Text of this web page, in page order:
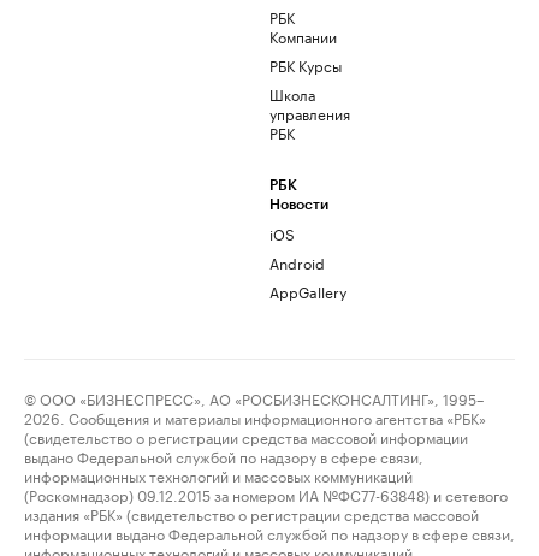
РБК
Компании
РБК Курсы
Школа
управления
РБК
РБК
Новости
iOS
Android
AppGallery
© ООО «БИЗНЕСПРЕСС», АО «РОСБИЗНЕСКОНСАЛТИНГ», 1995–
2026. Сообщения и материалы информационного агентства «РБК»
(свидетельство о регистрации средства массовой информации
выдано Федеральной службой по надзору в сфере связи,
информационных технологий и массовых коммуникаций
(Роскомнадзор) 09.12.2015 за номером ИА №ФС77-63848) и сетевого
издания «РБК» (свидетельство о регистрации средства массовой
информации выдано Федеральной службой по надзору в сфере связи,